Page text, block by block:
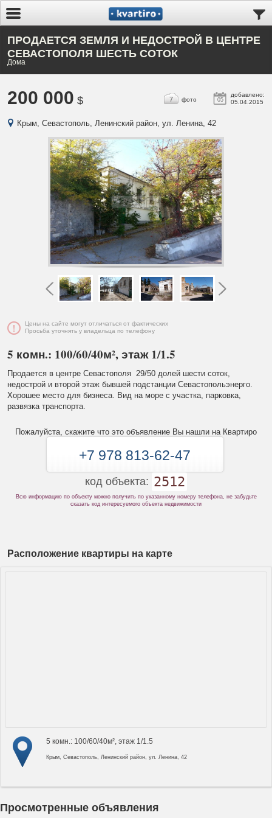
ПРОДАЕТСЯ ЗЕМЛЯ И НЕДОСТРОЙ В ЦЕНТРЕ
СЕВАСТОПОЛЯ ШЕСТЬ СОТОК
Дома
200 000 $ 05
добавлено:
05.04.2015
7 фото
Крым, Севастополь, Ленинский район, ул. Ленина, 42
Цены на сайте могут отличаться от фактических
Просьба уточнять у владельца по телефону
5 комн.: 100/60/40м², этаж 1/1.5
Продается в центре Севастополя 29/50 долей шести соток,
недострой и второй этаж бывшей подстанции Севастопольэнерго.
Хорошее место для бизнеса. Вид на море с участка, парковка,
развязка транспорта.
Пожалуйста, скажите что это объявление Вы нашли на Квартиро
+7 978 813-62-47
код объекта: 2512
Всю информацию по объекту можно получить по указанному номеру телефона, не забудьте
сказать код интересуемого объекта недвижимости
Расположение квартиры на карте
5 комн.: 100/60/40м², этаж 1/1.5
Крым, Севастополь, Ленинский район, ул. Ленина, 42
Просмотренные объявления